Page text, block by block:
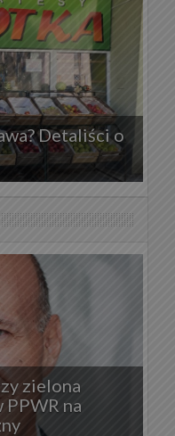
Detaliści o
zielona
PPWR na